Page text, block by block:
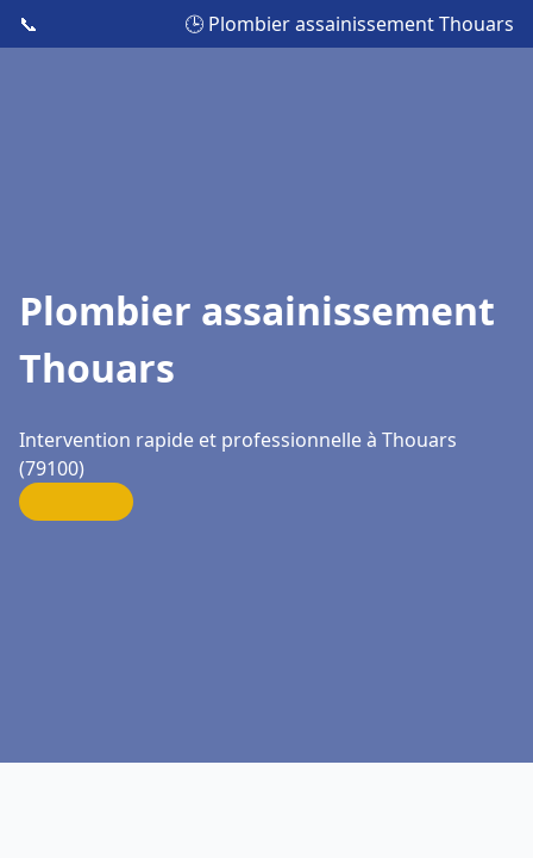
📞 🕒 Plombier assainissement Thouars
Plombier assainissement
Thouars
Intervention rapide et professionnelle à Thouars
(79100)